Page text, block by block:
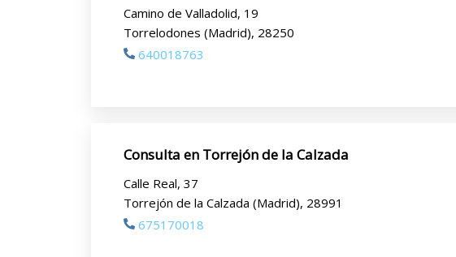
Camino de Valladolid, 19
Torrelodones (Madrid), 28250
640018763
Consulta en Torrejón de la Calzada
Calle Real, 37
Torrejón de la Calzada (Madrid), 28991
675170018